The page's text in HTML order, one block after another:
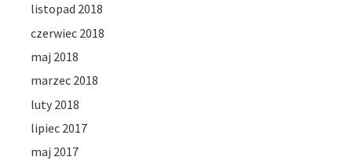
listopad 2018
czerwiec 2018
maj 2018
marzec 2018
luty 2018
lipiec 2017
maj 2017